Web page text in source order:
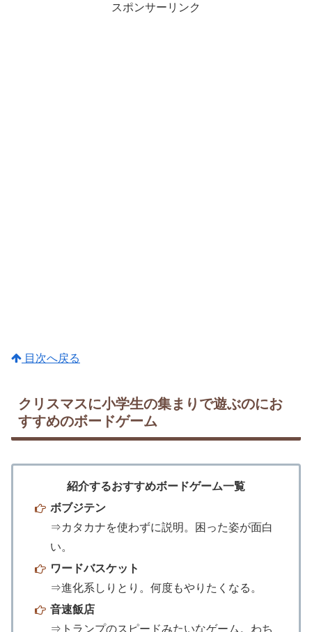
スポンサーリンク
目次へ戻る
クリスマスに小学生の集まりで遊ぶのにお
すすめのボードゲーム
紹介するおすすめボードゲーム一覧
ボブジテン
⇒カタカナを使わずに説明。困った姿が面白
い。
ワードバスケット
⇒進化系しりとり。何度もやりたくなる。
音速飯店
⇒トランプのスピードみたいなゲーム。わち